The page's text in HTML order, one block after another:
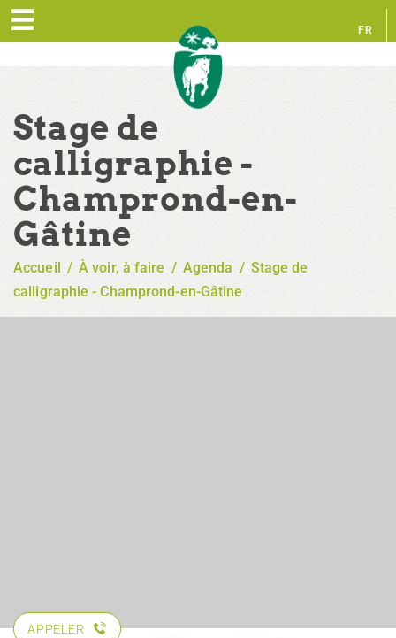
FR
Stage de
calligraphie -
Champrond-en-
Gâtine
Accueil / À voir, à faire / Agenda / Stage de
calligraphie - Champrond-en-Gâtine
APPELER